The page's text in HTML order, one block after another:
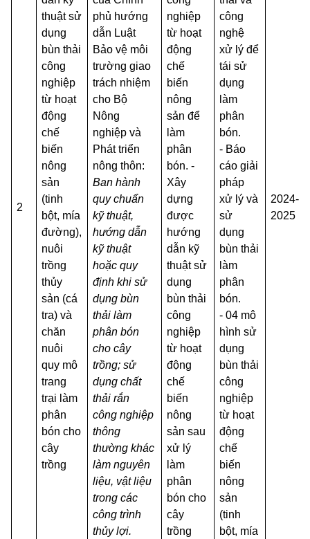
2
thuật sử
dụng
bùn thải
công
nghiệp
từ hoạt
động
chế
biến
nông
sản
(tinh
bột, mía
đường),
nuôi
trồng
thủy
sản (cá
tra) và
chăn
nuôi
quy mô
trang
trại làm
phân
bón cho
cây
trồng
phủ hướng
dẫn Luật
Bảo vệ môi
trường giao
trách nhiệm
cho Bộ
Nông
nghiệp và
Phát triển
nông thôn:
Ban hành
quy chuẩn
kỹ thuật,
hướng dẫn
kỹ thuật
hoặc quy
định khi sử
dụng bùn
thải làm
phân bón
cho cây
trồng; sử
dụng chất
thải rắn
công nghiệp
thông
thường khác
làm nguyên
liệu, vật liệu
trong các
công trình
thủy lợi.
nghiệp
từ hoạt
động
chế
biến
nông
sản để
làm
phân
bón. -
Xây
dựng
được
hướng
dẫn kỹ
thuật sử
dụng
bùn thải
công
nghiệp
từ hoạt
động
chế
biến
nông
sản sau
xử lý
làm
phân
bón cho
cây
trồng
công
nghệ
xử lý để
tái sử
dụng
làm
phân
bón.
- Báo
cáo giải
pháp
xử lý và
sử
dụng
bùn thải
làm
phân
bón.
- 04 mô
hình sử
dụng
bùn thải
công
nghiệp
từ hoạt
động
chế
biến
nông
sản
(tinh
bột, mía
2024-
2025